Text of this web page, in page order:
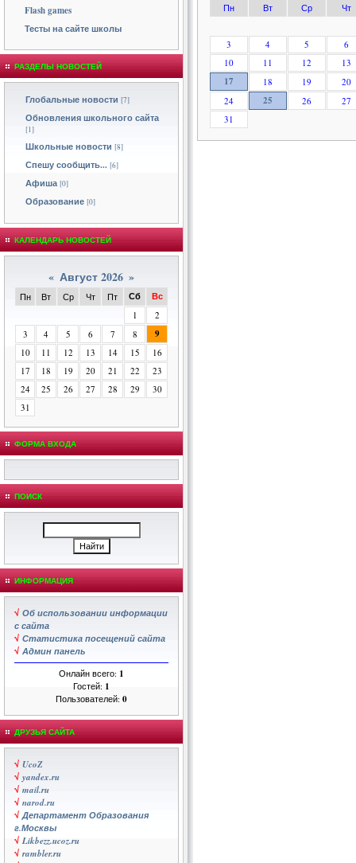
Flash games
Тесты на сайте школы
РАЗДЕЛЫ НОВОСТЕЙ
Глобальные новости [7]
Обновления школьного сайта
[1]
Школьные новости [8]
Спешу сообщить... [6]
Афиша [0]
Образование [0]
КАЛЕНДАРЬ НОВОСТЕЙ
« Август 2026 »
Пн Вт Ср Чт Пт Сб Вс
1
2
3
4 5 6 7 8 9
10 11 12 13 14 15
16
17
18 19 20 21 22
23
24
25 26 27 28 29
30
31
ФОРМА ВХОДА
ПОИСК
ИНФОРМАЦИЯ
√ Об использовании информации
с сайта
√ Статистика посещений сайта
√ Админ панель
Онлайн всего: 1
Гостей: 1
Пользователей: 0
ДРУЗЬЯ САЙТА
√ UcoZ
√ yandex.ru
√ mail.ru
√ narod.ru
√Департамент Образования
г.Москвы
√ Likbezz.ucoz.ru
√ rambler.ru
Пн Вт Ср Чт
3 4 5
6
10
11 12 13
17 18 19
20
24
25 26
27
31